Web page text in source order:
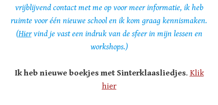
vrijblijvend contact met me op voor meer informatie, ik heb
ruimte voor één nieuwe school en ik kom graag kennismaken.
(Hiervind je vast een indruk van de sfeer in mijn lessen en
workshops.)
Ik heb nieuwe boekjes met Sinterklaasliedjes. Klik
hier